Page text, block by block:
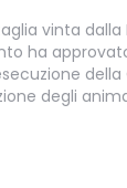
vinta dalla
ha
della
degli